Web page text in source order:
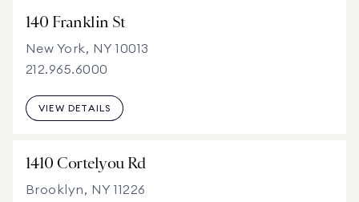
140 Franklin St
New York, NY 10013
212.965.6000
VIEW DETAILS
1410 Cortelyou Rd
Brooklyn, NY 11226